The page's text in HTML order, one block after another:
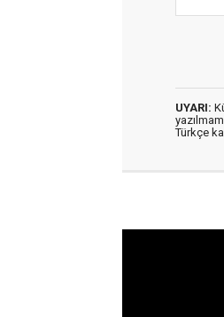
UYARI:
Türkçe